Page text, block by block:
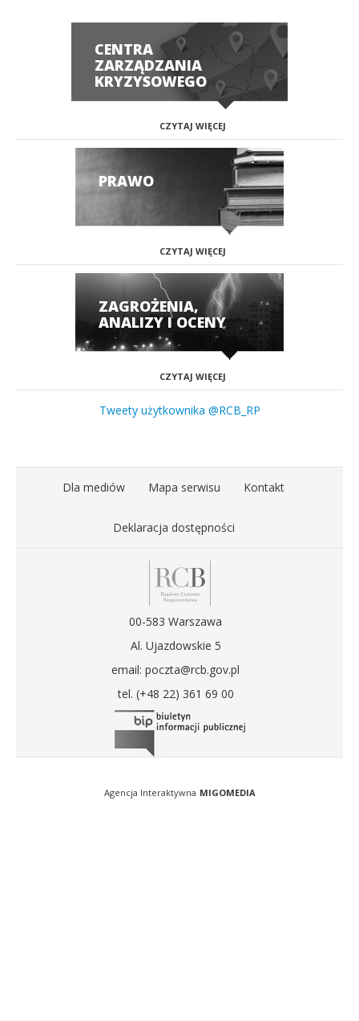
CENTRA
ZARZĄDZANIA
KRYZYSOWEGO
CZYTAJ WIĘCEJ
PRAWO
CZYTAJ WIĘCEJ
ZAGROŻENIA,
ANALIZY I OCENY
CZYTAJ WIĘCEJ
Tweety użytkownika @RCB_RP
Dla mediów Mapa serwisu Kontakt
Deklaracja dostępności
00-583 Warszawa
Al. Ujazdowskie 5
email: poczta@rcb.gov.pl
tel. (+48 22) 361 69 00
Agencja Interaktywna MIGOMEDIA